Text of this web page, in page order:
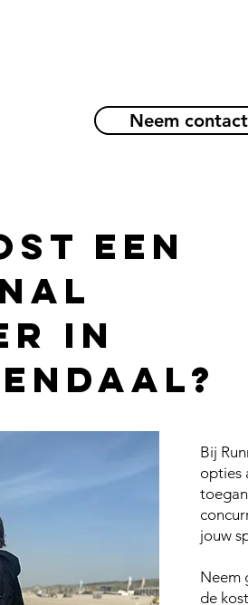
Neem
een
in
Bij
opties
jouw
Neem
de